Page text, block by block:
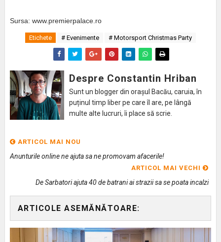
Sursa: www.premierpalace.ro
Etichete # Evenimente # Motorsport Christmas Party
Despre Constantin Hriban
Sunt un blogger din orașul Bacău, caruia, în
puținul timp liber pe care îl are, pe lângă
multe alte lucruri, îi place să scrie.
ARTICOL MAI NOU
Anunturile online ne ajuta sa ne promovam afacerile!
ARTICOL MAI VECHI
De Sarbatori ajuta 40 de batrani ai strazii sa se poata incalzi
ARTICOLE ASEMĂNĂTOARE: